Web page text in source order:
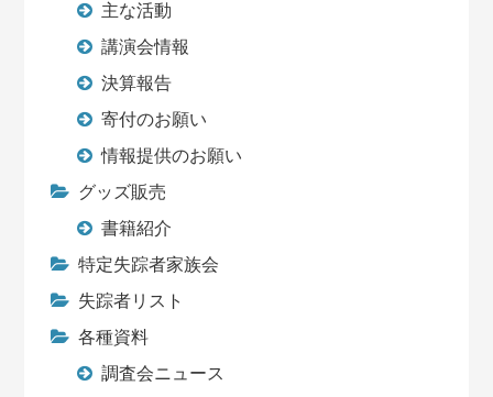
主な活動
講演会情報
決算報告
寄付のお願い
情報提供のお願い
グッズ販売
書籍紹介
特定失踪者家族会
失踪者リスト
各種資料
調査会ニュース